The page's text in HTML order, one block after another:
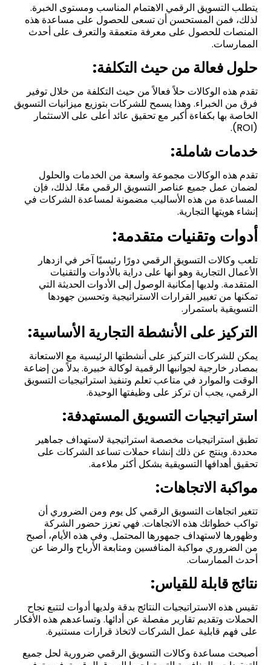
يتطلب التسويق الرقمي الاهتمام المناسب ومستوى الخبرة.
لذلك، فمن المستحسن أن تسعى للحصول على مساعدة هذه
المنصات للحصول على معرفة متعمقة والتعرف على أحدث
الممارسات.
حلول فعالة من حيث التكلفة:
تقدم هذه الوكالات حلاً فعالاً من حيث التكلفة من خلال توفير
فرق من الخبراء. وهذا يسمح للشركات بتوزيع ميزانيات التسويق
الخاصة بها بكفاءة أكبر مع تحقيق عائد أعلى على الاستثمار
(ROI).
خدمات شاملة:
تقدم هذه الوكالات مجموعة واسعة من الخدمات والحلول
لضمان عمل جميع عناصر التسويق الرقمي معًا. لذلك، فإن
المساعدة من هذه الأساليب مضمونة لمساعدة الشركات في
إنشاء هويتها التجارية.
أدوات وتقنيات متقدمة:
تلعب وكالات التسويق الرقمي دورًا رئيسيًا آخر في ازدهار
الأعمال التجارية وهو أنها على دراية بالأدوات والتقنيات
المتقدمة. ولديها إمكانية الوصول إلى الأدوات الحديثة التي
تمكنها من تغيير القرارات الاستراتيجية وتحسين جهودها
التسويقية باستمرار.
التركيز على الأنشطة التجارية الأساسية:
يمكن للشركات التركيز على أنشطتها الرئيسية مع الاستعانة
بمصادر خارجية لجوانبها الرقمية لوكالة خبيرة. بدلاً من إضاعة
الوقت والموارد في متاعب تعلم وتنفيذ استراتيجيات التسويق
الرقمي، يجب أن تركز على وظيفتها الوحيدة.
استراتيجيات التسويق المستهدفة:
تطبق استراتيجيات مخصصة استراتيجية لاستهداف جماهير
محددة. وينتج عن ذلك إنشاء حملات تساعد الشركات على
تحقيق أهدافها التسويقية بشكل أكثر ملاءمة.
مواكبة الاتجاهات:
تتغير اتجاهات التسويق الرقمي كل يوم ومن الضروري أن
تواكب خطواتك هذه الاتجاهات. فهي تعزز حضور الشركة
وظهورها لاستهداف جمهورها المحتمل. وفي هذه الأيام، أصبح
من الضروري مواكبة المنافسين ومتابعة الأرباح والرضا عن
أحدث الممارسات.
نتائج قابلة للقياس:
تقيس هذه الاستراتيجيات النتائج بدقة ولديها أدوات لتتبع نجاح
الحملات وتقديم تقارير مفصلة عن أدائها. وتساعدهم هذه الأفكار
على فهم قابلية عمل الشركات لاتخاذ قرارات مستنيرة.
أصبحت مساعدة وكالات التسويق الرقمي ضرورية لحل جميع